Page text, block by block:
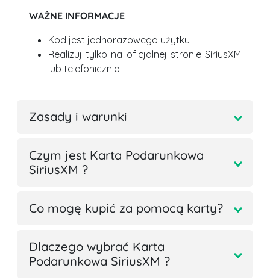
WAŻNE INFORMACJE
Kod jest jednorazowego użytku
Realizuj tylko na oficjalnej stronie SiriusXM
lub telefonicznie
Zasady i warunki
Czym jest Karta Podarunkowa
SiriusXM ?
Co mogę kupić za pomocą karty?
Dlaczego wybrać Karta
Podarunkowa SiriusXM ?